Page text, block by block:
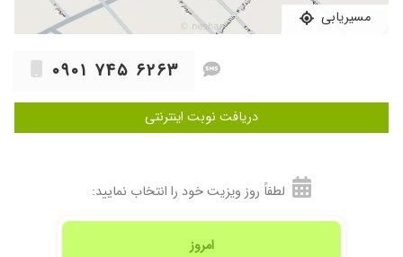
مسیریابی
۰۹۰۱ ۷۴۵ ۶۲۶۳
دریافت نوبت اینترنتی
لطفاً روز ویزیت خود را انتخاب نمایید:
امروز